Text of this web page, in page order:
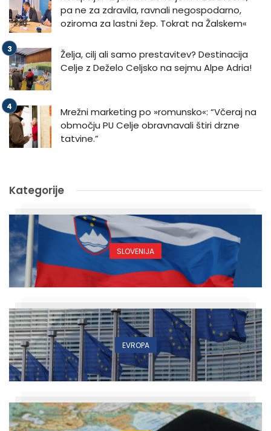
pa ne za zdravila, ravnali negospodarno,
oziroma za lastni žep. Tokrat na Žalskem«
Želja, cilj ali samo prestavitev? Destinacija
Celje z Deželo Celjsko na sejmu Alpe Adria!
Mrežni marketing po »romunsko«: “Včeraj na
območju PU Celje obravnavali štiri drzne
tatvine.”
Kategorije
SLOVENIJA
EVROPA